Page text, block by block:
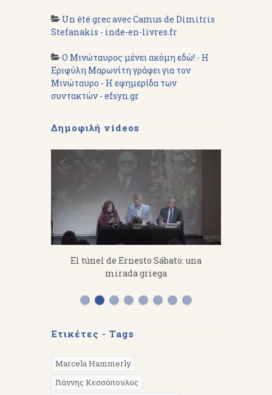
Un été grec avec Camus de Dimitris
Stefanakis - inde-en-livres.fr
Ο Μινώταυρος μένει ακόμη εδώ! - Η
Εριφύλη Μαρωνίτη γράφει για τον
Μινώταυρο - Η εφημερίδα των
συντακτών - efsyn.gr
Δημοφιλή videos
El túnel de Ernesto Sábato: una
mirada griega
Ετικέτες - Tags
Marcela Hammerly
Γιάννης Κεσσόπουλος